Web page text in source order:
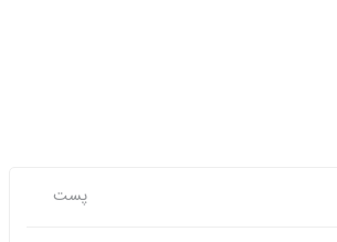
پست